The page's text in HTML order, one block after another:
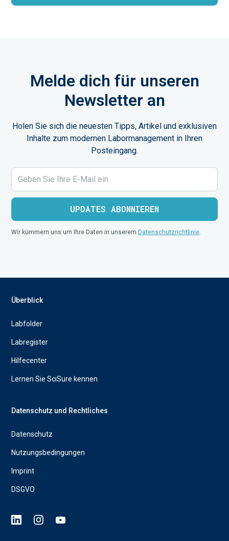
Melde dich für unseren
Newsletter an
Holen Sie sich die neuesten Tipps, Artikel und exklusiven
Inhalte zum modernen Labormanagement in Ihren
Posteingang.
Wir kümmern uns um Ihre Daten in unseremDatenschutzrichtlinie.
Überblick
Labfolder
Labregister
Hilfecenter
Lernen Sie SciSure kennen
Datenschutz und Rechtliches
Datenschutz
Nutzungsbedingungen
Imprint
DSGVO